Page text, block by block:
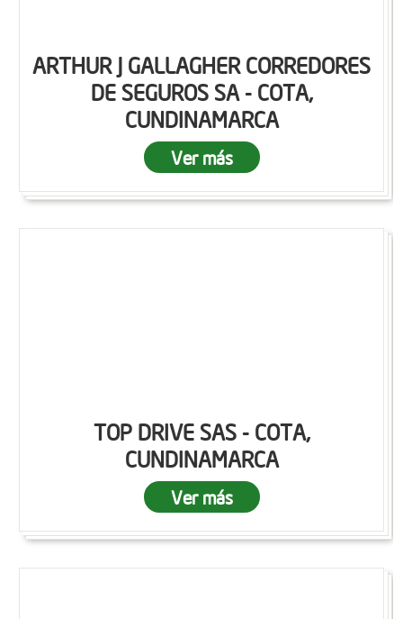
ARTHUR J GALLAGHER CORREDORES
DE SEGUROS SA - COTA,
CUNDINAMARCA
Ver más
TOP DRIVE SAS - COTA,
CUNDINAMARCA
Ver más